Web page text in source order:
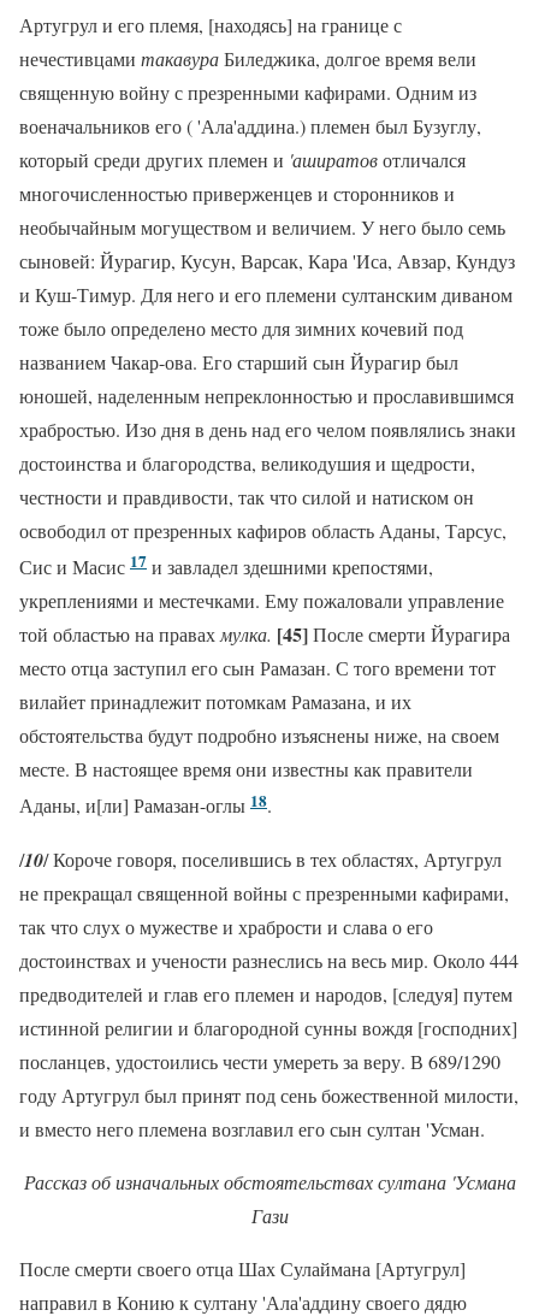
Артугрул и его племя, [находясь] на границе с
нечестивцами такавураБиледжика, долгое время вели
священную войну с презренными кафирами. Одним из
военачальников его ( 'Ала'аддина.) племен был Бузуглу,
который среди других племен и 'аширатовотличался
многочисленностью приверженцев и сторонников и
необычайным могуществом и величием. У него было семь
сыновей: Йурагир, Кусун, Варсак, Кара 'Иса, Авзар, Кундуз
и Куш-Тимур. Для него и его племени султанским диваном
тоже было определено место для зимних кочевий под
названием Чакар-ова. Его старший сын Йурагир был
юношей, наделенным непреклонностью и прославившимся
храбростью. Изо дня в день над его челом появлялись знаки
достоинства и благородства, великодушия и щедрости,
честности и правдивости, так что силой и натиском он
освободил от презренных кафиров область Аданы, Тарсус,
Сис и Масис 17 и завладел здешними крепостями,
укреплениями и местечками. Ему пожаловали управление
той областью на правахмулка. [45]После смерти Йурагира
место отца заступил его сын Рамазан. С того времени тот
вилайет принадлежит потомкам Рамазана, и их
обстоятельства будут подробно изъяснены ниже, на своем
месте. В настоящее время они известны как правители
Аданы, и[ли] Рамазан-оглы 18.
/10/ Короче говоря, поселившись в тех областях, Артугрул
не прекращал священной войны с презренными кафирами,
так что слух о мужестве и храбрости и слава о его
достоинствах и учености разнеслись на весь мир. Около 444
предводителей и глав его племен и народов, [следуя] путем
истинной религии и благородной сунны вождя [господних]
посланцев, удостоились чести умереть за веру. В 689/1290
году Артугрул был принят под сень божественной милости,
и вместо него племена возглавил его сын султан 'Усман.
Рассказ об изначальных обстоятельствах султана 'Усмана
Гази
После смерти своего отца Шах Сулаймана [Артугрул]
направил в Конию к султану 'Ала'аддину своего дядю